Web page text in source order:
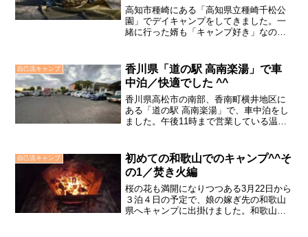
高知市種崎にある「高知県立種崎千松公
園」でデイキャンプをしてきました。一
緒に行った婿も「キャンプ好き」なので
ャン」気分に浸ったようです。
自己流キャンプ
香川県「道の駅 高南楽湯」で車
中泊／快適でした ^^
香川県高松市の南部、香南町横井地区に
ある「道の駅 高南楽湯」で、車中泊をし
ました。午後11時まで営業している温
自己流キャンプ
初めての和歌山でのキャンプ^^そ
の1／焚き火編
桜の花も満開になりつつある3月22日から
３泊４日の予定で、娘の嫁ぎ先の和歌山
県へキャンプに出掛けました。和歌山県